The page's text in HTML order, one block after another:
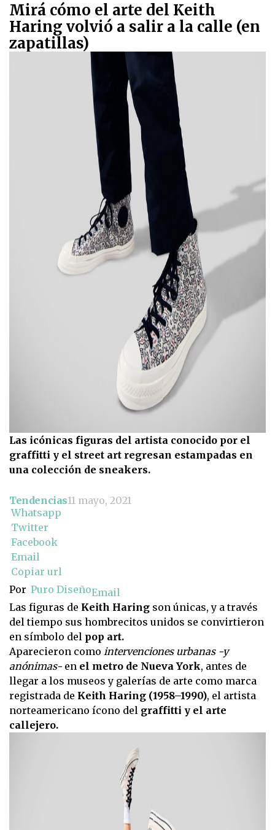
Mirá cómo el arte del Keith
Haring volvió a salir a la calle (en
zapatillas)
Las icónicas figuras del artista conocido por el
graffitti y el street art regresan estampadas en
una colección de sneakers.
Tendencias11 mayo, 2021
Whatsapp
Twitter
Facebook
Email
Copiar url
Por Puro DiseñoEmail
Las figuras de Keith Haring son únicas, y a través
del tiempo sus hombrecitos unidos se convirtieron
en símbolo del pop art.
Aparecieron como intervenciones urbanas -y
anónimas- en el metro de Nueva York, antes de
llegar a los museos y galerías de arte como marca
registrada de Keith Haring (1958–1990), el artista
norteamericano ícono del graffitti y el arte
callejero.